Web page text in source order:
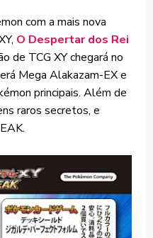
com a mais nova
O Despertar dos Rei
de TCG XY chegará no
Mega Alakazam-EX e
principais. Além de
raros secretos, e